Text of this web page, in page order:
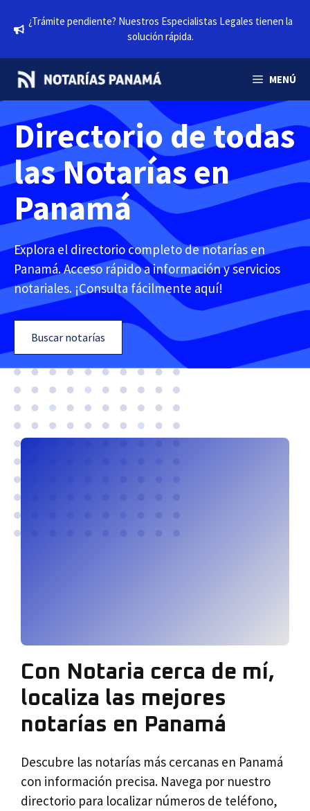
¿Trámite pendiente? Nuestros Especialistas Legales tienen la
solución rápida.
MENÚ
Directorio de todas
las Notarías en
Panamá
Explora el directorio completo de notarías en
Panamá. Acceso rápido a información y servicios
notariales. ¡Consulta fácilmente aquí!
Buscar notarías
Con Notaria cerca de mí,
localiza las mejores
notarías en Panamá
Descubre las notarías más cercanas en Panamá
con información precisa. Navega por nuestro
directorio para localizar números de teléfono,